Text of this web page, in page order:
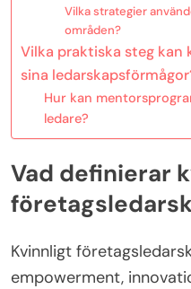
Vilka strategier
områden?
Vilka praktiska steg
sina
Hur kan
ledare?
Vad definierar
Kvinnligt
empowerment,